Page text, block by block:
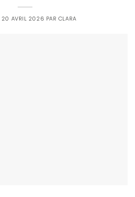
20 AVRIL 2026 PAR CLARA